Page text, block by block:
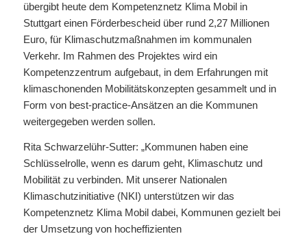
übergibt heute dem Kompetenznetz Klima Mobil in
Stuttgart einen Förderbescheid über rund 2,27 Millionen
Euro, für Klimaschutzmaßnahmen im kommunalen
Verkehr. Im Rahmen des Projektes wird ein
Kompetenzzentrum aufgebaut, in dem Erfahrungen mit
klimaschonenden Mobilitätskonzepten gesammelt und in
Form von best-practice-Ansätzen an die Kommunen
weitergegeben werden sollen.
Rita Schwarzelühr-Sutter: „Kommunen haben eine
Schlüsselrolle, wenn es darum geht, Klimaschutz und
Mobilität zu verbinden. Mit unserer Nationalen
Klimaschutzinitiative (NKI) unterstützen wir das
Kompetenznetz Klima Mobil dabei, Kommunen gezielt bei
der Umsetzung von hocheffizienten